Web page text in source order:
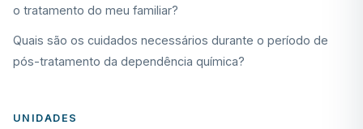
o tratamento do meu familiar?
Quais são os cuidados necessários durante o período de
pós-tratamento da dependência química?
UNIDADES